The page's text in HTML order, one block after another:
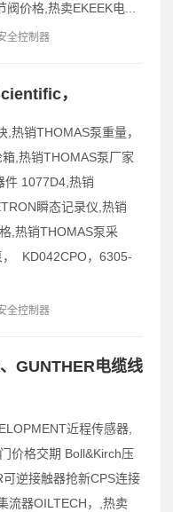
阀价格,热卖EKEEK电...
全控制器
，
热销THOMAS泵重量，
,热销THOMAS泵厂家
件 1077D4,热销
瞬态记录仪,热销
,热销THOMAS泵采
KD042CPO，6305-
全控制器
GUNTHER电缆线
近程传感器,
价格交期 Boll&Kirch压
逆接触器抢新CPS连接
流器OILTECH，,热卖